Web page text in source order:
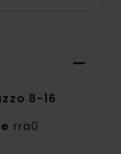
8-16
rra0